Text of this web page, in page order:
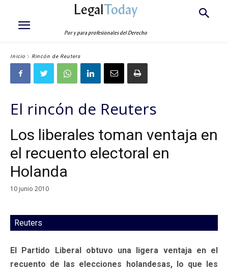
LegalToday
Por y para profesionales del Derecho
Inicio Rincón de Reuters
El rincón de Reuters
Los liberales toman ventaja en
el recuento electoral en
Holanda
10 junio 2010
Reuters
El Partido Liberal obtuvo una ligera ventaja en el
recuento de las elecciones holandesas, lo que les